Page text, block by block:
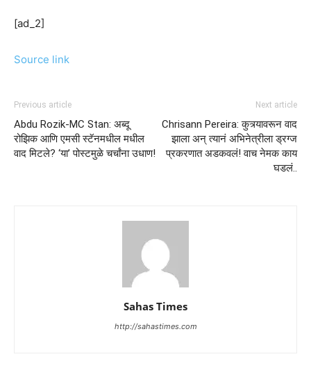
[ad_2]
Source link
Previous article
Abdu Rozik-MC Stan: अब्दू
रोझिक आणि एमसी स्टॅनमधील मधील
वाद मिटले? ‘या’ पोस्टमुळे चर्चांना उधाण!
Next article
Chrisann Pereira: कुत्र्यावरून वाद
झाला अन् त्यानं अभिनेत्रीला ड्रग्ज
प्रकरणात अडकवलं! वाच नेमक काय
घडलं..
Sahas Times
http://sahastimes.com